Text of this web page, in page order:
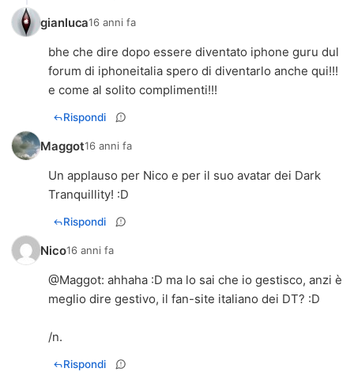
gianluca16 anni fa
bhe che dire dopo essere diventato iphone guru dul
forum di iphoneitalia spero di diventarlo anche qui!!!
e come al solito complimenti!!!
Rispondi
Maggot16 anni fa
Un applauso per Nico e per il suo avatar dei Dark
Tranquillity! :D
Rispondi
Nico16 anni fa
@Maggot: ahhaha :D ma lo sai che io gestisco, anzi è
meglio dire gestivo, il fan-site italiano dei DT? :D
/n.
Rispondi